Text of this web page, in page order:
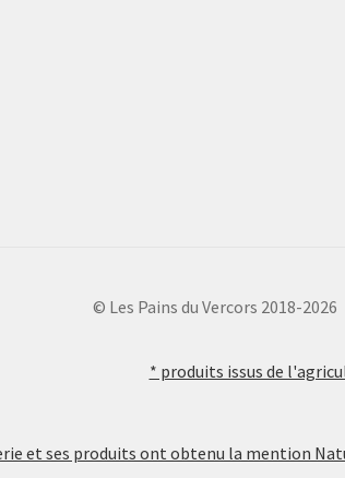
© Les Pains du Vercors 2018-2026
* produits issus de
et ses produits ont obtenu la mention